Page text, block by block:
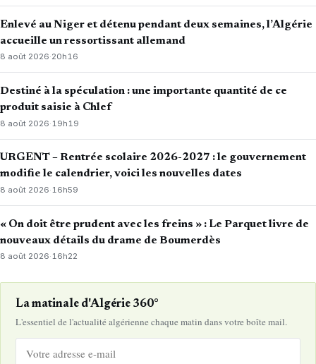
Enlevé au Niger et détenu pendant deux semaines, l’Algérie
accueille un ressortissant allemand
8 août 2026·20h16
Destiné à la spéculation : une importante quantité de ce
produit saisie à Chlef
8 août 2026· 19h19
URGENT – Rentrée scolaire 2026-2027 : le gouvernement
modifie le calendrier, voici les nouvelles dates
8 août 2026·16h59
« On doit être prudent avec les freins » : Le Parquet livre de
nouveaux détails du drame de Boumerdès
8 août 2026·16h22
La matinale d'Algérie 360°
L'essentiel de l'actualité algérienne chaque matin dans votre boîte mail.